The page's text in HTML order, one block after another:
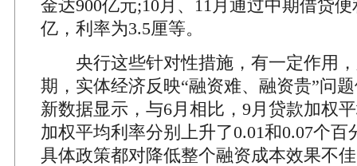
金达900亿元;10月、11月通过中期借贷
亿，利率为3.5厘等。
央行这些针对性措施，有一定作用，
期，实体经济反映“融资难、融资贵”问
新数据显示，与6月相比，9月贷款加权
加权平均利率分别上升了0.01和0.07个百
具体政策都对降低整个融资成本效果不